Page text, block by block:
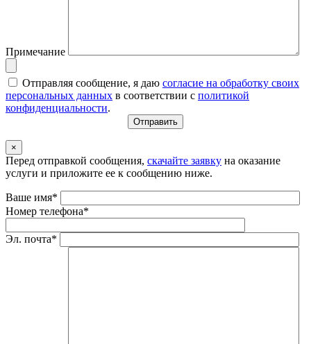
Примечание
Отправляя сообщение, я даю согласие на обработку своих
персональных данных в соответствии с политикой
конфиденциальности.
×
Перед отправкой сообщения, скачайте заявку на оказание
услуги и приложите ее к сообщению ниже.
Ваше имя*
Номер телефона*
Эл. почта*